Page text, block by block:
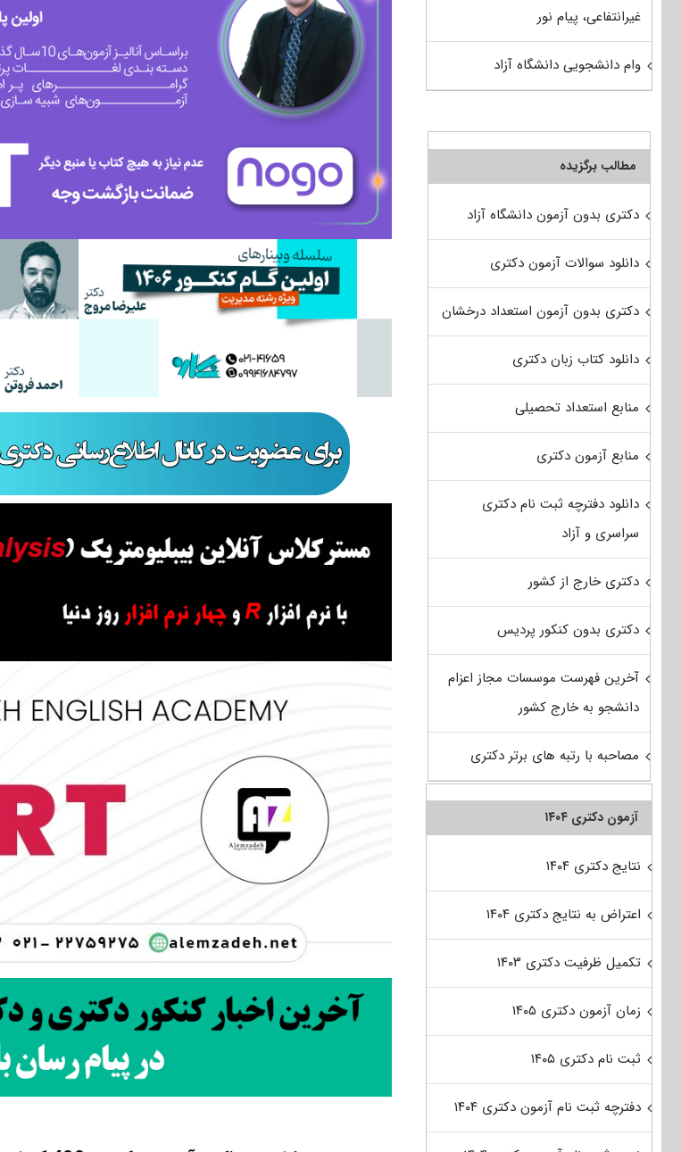
غیرانتفاعی، پیام نور
وام دانشجویی دانشگاه آزاد
مطالب برگزیده
دکتری بدون آزمون دانشگاه آزاد
دانلود سوالات آزمون دکتری
دکتری بدون آزمون استعداد درخشان
دانلود کتاب زبان دکتری
منابع استعداد تحصیلی
منابع آزمون دکتری
دانلود دفترچه ثبت نام دکتری
سراسری و آزاد
دکتری خارج از کشور
دکتری بدون کنکور پردیس
آخرین فهرست موسسات مجاز اعزام
دانشجو به خارج کشور
مصاحبه با رتبه های برتر دکتری
آزمون دکتری ۱۴۰۴
نتایج دکتری ۱۴۰۴
اعتراض به نتایج دکتری ۱۴۰۴
تکمیل ظرفیت دکتری ۱۴۰۳
زمان آزمون دکتری ۱۴۰۵
ثبت نام دکتری ۱۴۰۵
دفترچه ثبت نام آزمون دکتری ۱۴۰۴